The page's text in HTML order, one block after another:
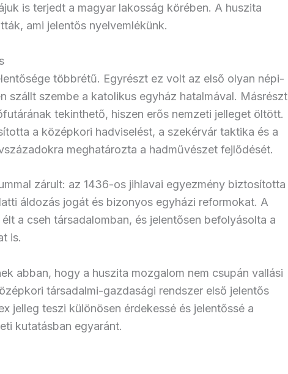
is terjedt a magyar lakosság körében. A huszita
ami jelentős nyelvemlékünk.
többrétű. Egyrészt ez volt az első olyan népi-
szállt szembe a katolikus egyház hatalmával. Másrészt
tekinthető, hiszen erős nemzeti jelleget öltött.
a középkori hadviselést, a szekérvár taktika és a
meghatározta a hadművészet fejlődését.
zárult: az 1436-os jihlavai egyezmény biztosította
áldozás jogát és bizonyos egyházi reformokat. A
a cseh társadalomban, és jelentősen befolyásolta a
is.
abban, hogy a huszita mozgalom nem csupán vallási
társadalmi-gazdasági rendszer első jelentős
jelleg teszi különösen érdekessé és jelentőssé a
kutatásban egyaránt.